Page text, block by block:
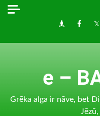
Skip
Draugiem
e –
Grēka alga ir nāve, bet